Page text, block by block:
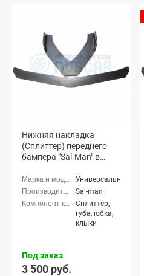
Нижняя накладка
(Сплиттер) переднего
бампера "Sal-Man" в
матовая)
Универсальные
Sal-man
Сплиттер,
губа, юбка,
клыки
Под заказ
3 500 руб.